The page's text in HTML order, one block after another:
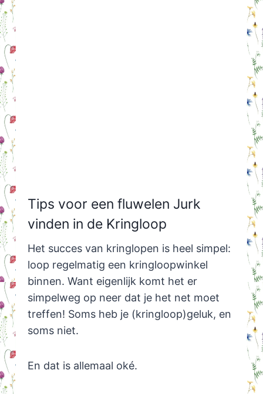
Tips voor een fluwelen Jurk
vinden in de Kringloop
Het succes van kringlopen is heel simpel:
loop regelmatig een kringloopwinkel
binnen. Want eigenlijk komt het er
simpelweg op neer dat je het net moet
treffen! Soms heb je (kringloop)geluk, en
soms niet.
En dat is allemaal oké.